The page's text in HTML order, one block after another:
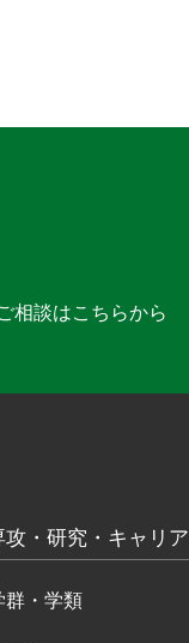
相談はこちらから
攻・研究・キャリア
群・学類